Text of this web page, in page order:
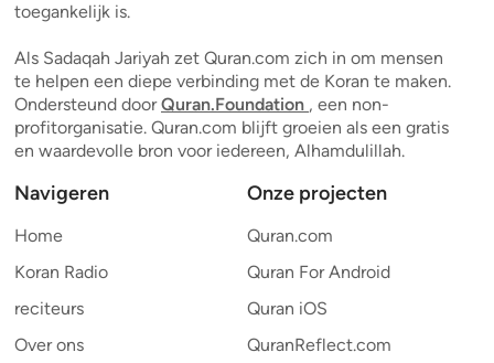
toegankelijk is.
Als Sadaqah Jariyah zet Quran.com zich in om mensen
te helpen een diepe verbinding met de Koran te maken.
Ondersteund doorQuran.Foundation , een non-
profitorganisatie. Quran.com blijft groeien als een gratis
en waardevolle bron voor iedereen, Alhamdulillah.
Navigeren
Home
Koran Radio
reciteurs
Over ons
Onze projecten
Quran.com
Quran For Android
Quran iOS
QuranReflect.com